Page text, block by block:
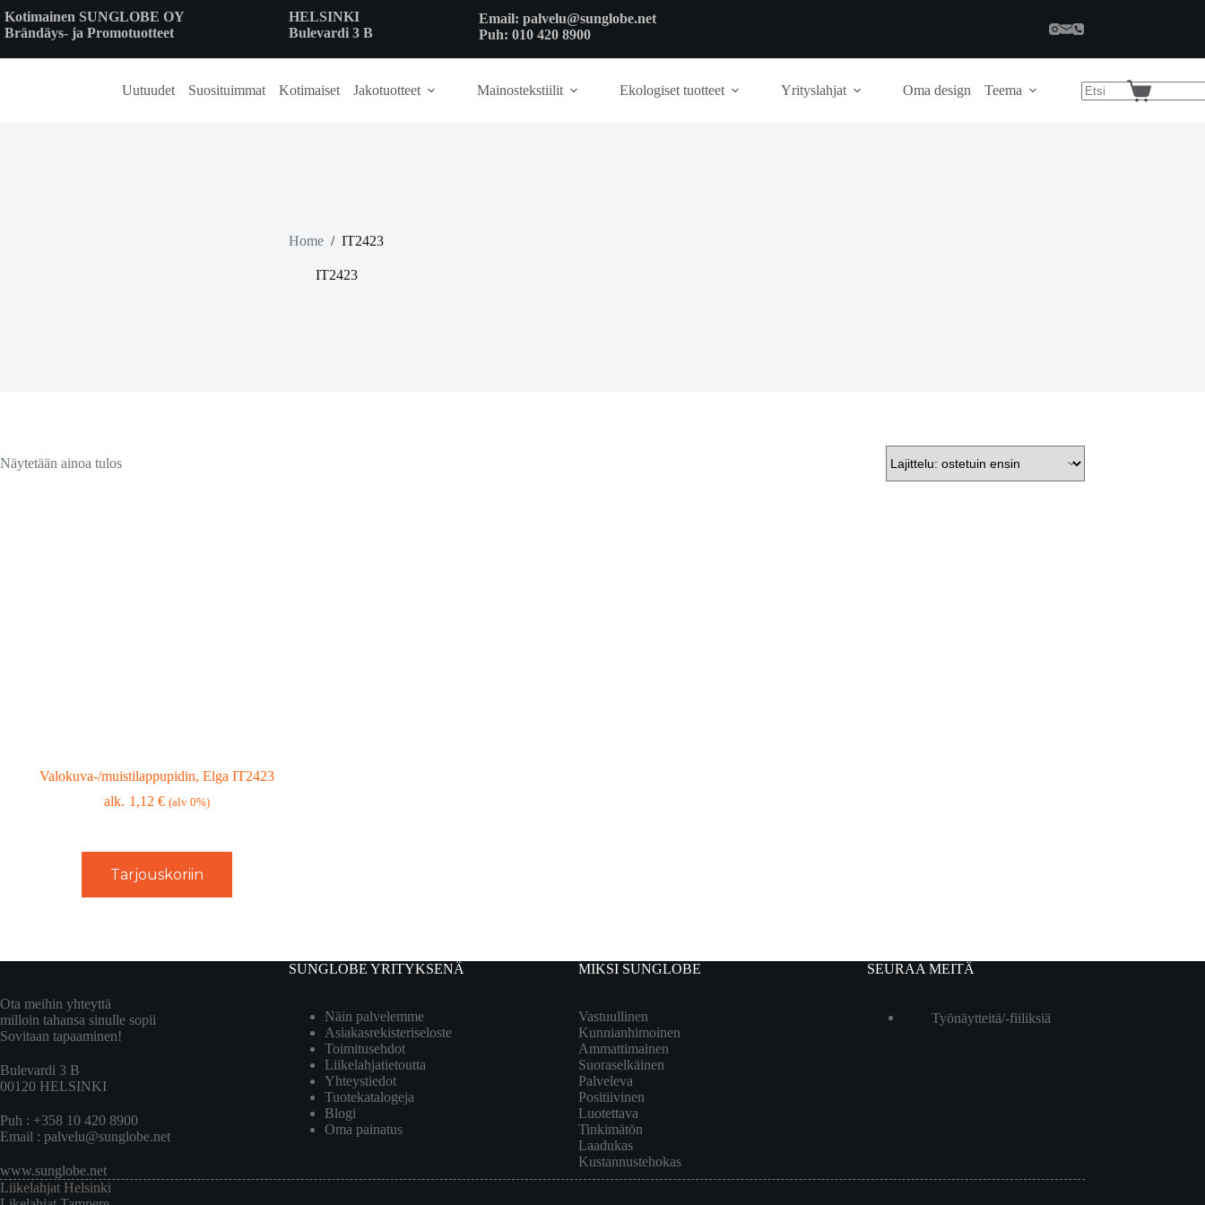
to
content
Kotimainen SUNGLOBE OY
Brändäys- ja Promotuotteet
HELSINKI
Bulevardi 3 B
Email: palvelu@sunglobe.net
Puh: 010 420 8900
Uutuudet Suosituimmat Kotimaiset Jakotuotteet Mainostekstiilit Ekologiset tuotteet Yrityslahjat Oma design Teema
Shopping
Home / IT2423
IT2423
Näytetään ainoa tulos
Valokuva-/muistilappupidin, Elga IT2423
1,12 € (alv 0%)
Tarjouskoriin
Ota meihin yhteyttä
milloin tahansa sinulle sopii
Sovitaan tapaaminen!
Bulevardi 3 B
00120 HELSINKI
Puh : +358 10 420 8900
Email : palvelu@sunglobe.net
www.sunglobe.net
SUNGLOBE YRITYKSENÄ
Näin palvelemme
Asiakasrekisteriseloste
Toimitusehdot
Liikelahjatietoutta
Yhteystiedot
Tuotekatalogeja
Blogi
Oma painatus
MIKSI SUNGLOBE
Vastuullinen
Kunnianhimoinen
Ammattimainen
Suoraselkäinen
Palveleva
Positiivinen
Luotettava
Tinkimätön
Laadukas
Kustannustehokas
SEURAA MEITÄ
Työnäytteitä/-fiiliksiä
Liikelahjat Helsinki